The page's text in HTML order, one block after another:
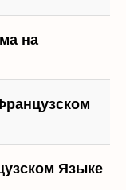
на
Языке